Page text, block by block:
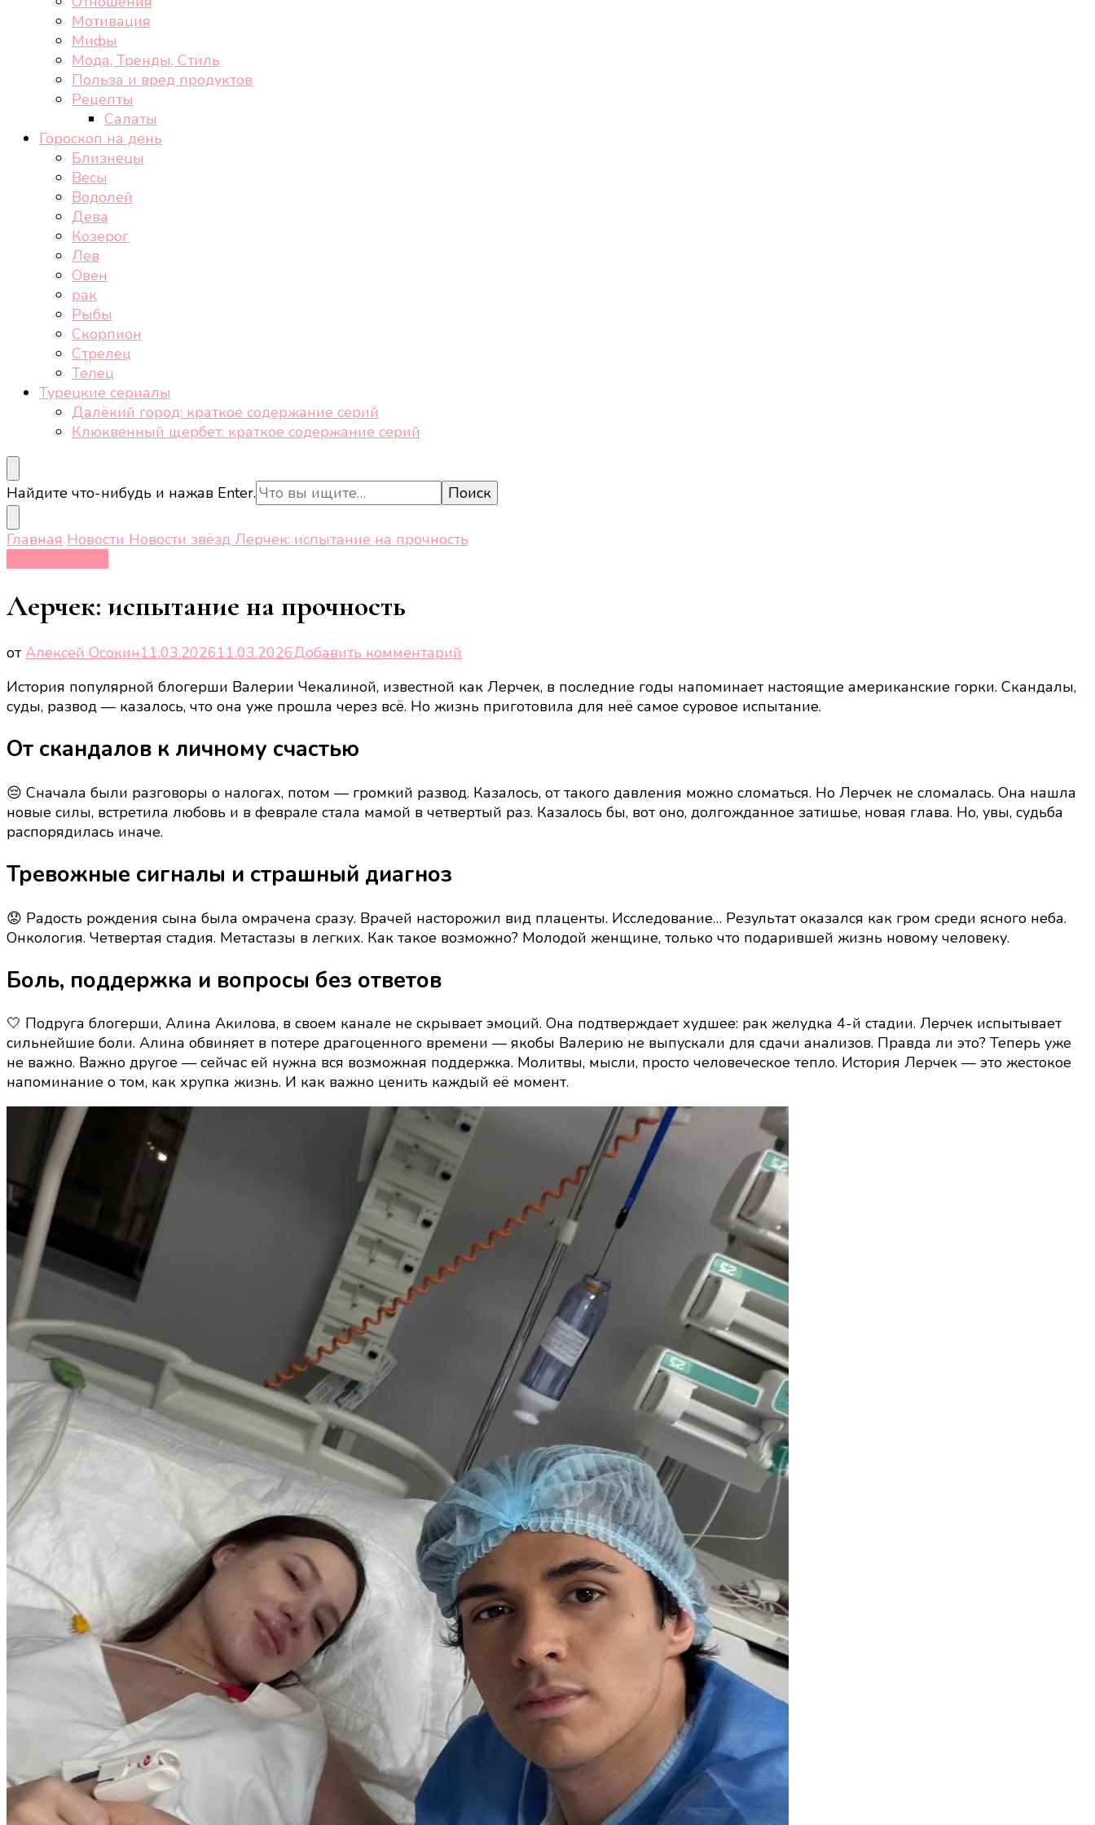
Мотивация
Мифы
Мода, Тренды, Стиль
Польза и вред продуктов
Рецепты
Салаты
Гороскоп на день
Близнецы
Весы
Водолей
Дева
Козерог
Лев
Овен
рак
Рыбы
Скорпион
Стрелец
Телец
Турецкие сериалы
Далёкий город: краткое содержание серий
Клюквенный щербет: краткое содержание серий
Ищите
что-
то?
Найдите что-нибудь и нажав Enter.
Главная Новости Новости звёзд Лерчек: испытание на прочность
Лерчек: испытание на прочность
от Алексей Осокин11.03.202611.03.2026Добавить комментарий
Лерчек:
испытание
История популярной блогерши Валерии Чекалиной, известной как Лерчек, в последние годы напоминает настоящие американские горки. Скандалы,
суды, развод — казалось, что она уже прошла через всё. Но жизнь приготовила для неё самое суровое испытание.
От скандалов к личному счастью
😔 Сначала были разговоры о налогах, потом — громкий развод. Казалось, от такого давления можно сломаться. Но Лерчек не сломалась. Она нашла
новые силы, встретила любовь и в феврале стала мамой в четвертый раз. Казалось бы, вот оно, долгожданное затишье, новая глава. Но, увы, судьба
распорядилась иначе.
Тревожные сигналы и страшный диагноз
😟 Радость рождения сына была омрачена сразу. Врачей насторожил вид плаценты. Исследование… Результат оказался как гром среди ясного неба.
Онкология. Четвертая стадия. Метастазы в легких. Как такое возможно? Молодой женщине, только что подарившей жизнь новому человеку.
Боль, поддержка и вопросы без ответов
🤍 Подруга блогерши, Алина Акилова, в своем канале не скрывает эмоций. Она подтверждает худшее: рак желудка 4-й стадии. Лерчек испытывает
сильнейшие боли. Алина обвиняет в потере драгоценного времени — якобы Валерию не выпускали для сдачи анализов. Правда ли это? Теперь уже
не важно. Важно другое — сейчас ей нужна вся возможная поддержка. Молитвы, мысли, просто человеческое тепло. История Лерчек — это жестокое
напоминание о том, как хрупка жизнь. И как важно ценить каждый её момент.